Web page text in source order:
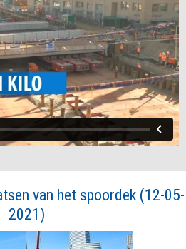
van het spoordek (12-05-
2021)